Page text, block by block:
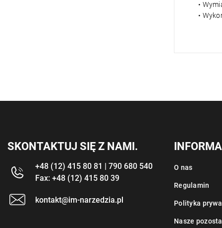
•
•
SKONTAKTUJ SIĘ Z NAMI.
+48 (12) 415 80 81 | 790 680 540
Fax: +48 (12) 415 80 39
kontakt@im-narzedzia.pl
O nas
Regulamin
Polityka
Nasze